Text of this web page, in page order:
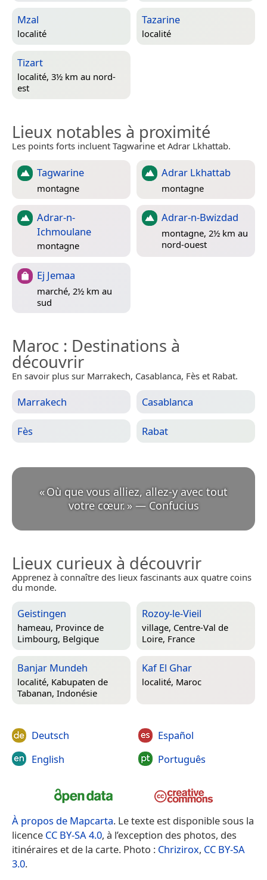
Mzal
localité
Tazarine
localité
Tizart
localité, 3½ km au nord-
est
Lieux notables à proximité
Les points forts incluent Tagwarine et Adrar Lkhattab.
Tagwarine
montagne
Adrar Lkhattab
montagne
Adrar-n-
Ichmoulane
montagne
Adrar-n-Bwizdad
montagne, 2½ km au
nord-ouest
Ej Jemaa
marché, 2½ km au
sud
Maroc : Destinations à
découvrir
En savoir plus sur Marrakech, Casablanca, Fès et Rabat.
Marrakech Casablanca
Fès Rabat
«Où que vous alliez, allez-y avec tout
votre cœur. » — Confucius
Lieux curieux à découvrir
Apprenez à connaître des lieux fascinants aux quatre coins
du monde.
Geistingen
hameau, Province de
Limbourg, Belgique
Rozoy-le-Vieil
village, Centre-Val de
Loire, France
Banjar Mundeh
localité, Kabupaten de
Tabanan, Indonésie
Kaf El Ghar
localité, Maroc
Deutsch
English
Español
Português
À propos de Mapcarta. Le texte est disponible sous la
licence CC BY-SA 4.0, à l’exception des photos, des
itinéraires et de la carte. Photo : Chrizirox, CC BY-SA
3.0.